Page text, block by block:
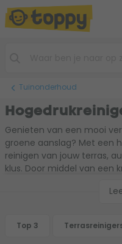
Tuinonderhoud
Genieten van een mooi
groene aanslag? Met een
reinigen van jouw terras,
klus. Door middel van een
het grove
toepassingen geschikt.
Top 3